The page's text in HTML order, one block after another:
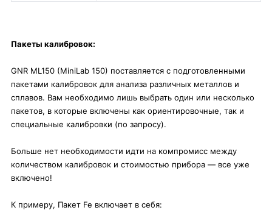
Пакеты калибровок:
GNR ML150 (МiniLаb 150) поставляется с подготовленными
пакетами калибровок для анализа различных металлов и
сплавов. Вам необходимо лишь выбрать один или несколько
пакетов, в которые включены как ориентировочные, так и
специальные калибровки (по запросу).
Больше нет необходимости идти на компромисс между
количеством калибровок и стоимостью прибора — все уже
включено!
К примеру, Пакет Fe включает в себя: